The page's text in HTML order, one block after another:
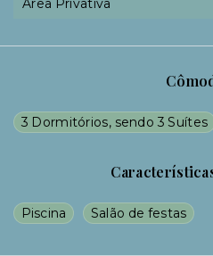
3 Dormitórios, sendo 3 Suítes
Piscina Salão de festas
Área Privativa